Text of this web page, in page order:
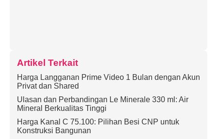
Artikel Terkait
Harga Langganan Prime Video 1 Bulan dengan Akun
Privat dan Shared
Ulasan dan Perbandingan Le Minerale 330 ml: Air
Mineral Berkualitas Tinggi
Harga Kanal C 75.100: Pilihan Besi CNP untuk
Konstruksi Bangunan